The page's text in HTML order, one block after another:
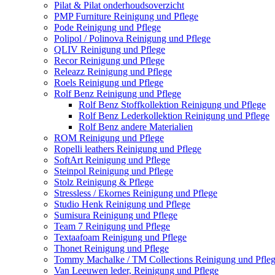
Pilat & Pilat onderhoudsoverzicht
PMP Furniture Reinigung und Pflege
Pode Reinigung und Pflege
Polipol / Polinova Reinigung und Pflege
QLIV Reinigung und Pflege
Recor Reinigung und Pflege
Releazz Reinigung und Pflege
Roels Reinigung und Pflege
Rolf Benz Reinigung und Pflege
Rolf Benz Stoffkollektion Reinigung und Pflege
Rolf Benz Lederkollektion Reinigung und Pflege
Rolf Benz andere Materialien
ROM Reinigung und Pflege
Ropelli leathers Reinigung und Pflege
SoftArt Reinigung und Pflege
Steinpol Reinigung und Pflege
Stolz Reinigung & Pflege
Stressless / Ekornes Reinigung und Pflege
Studio Henk Reinigung und Pflege
Sumisura Reinigung und Pflege
Team 7 Reinigung und Pflege
Textaafoam Reinigung und Pflege
Thonet Reinigung und Pflege
Tommy Machalke / TM Collections Reinigung und
Van Leeuwen leder, Reinigung und Pflege